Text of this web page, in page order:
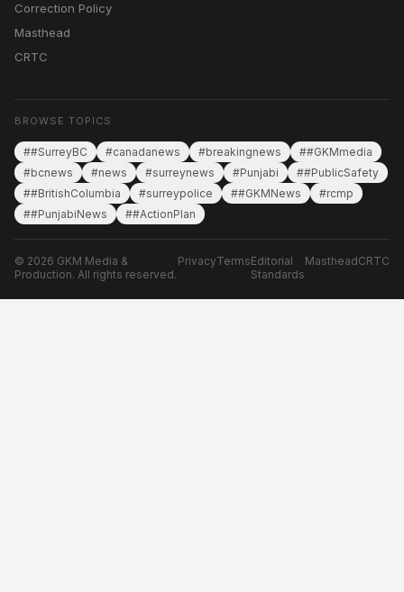
Correction Policy
Masthead
CRTC
BROWSE TOPICS
##SurreyBC #canadanews #breakingnews
##GKMmedia
#bcnews
#news #surreynews #Punjabi
##PublicSafety
##BritishColumbia
#surreypolice ##GKMNews
#rcmp
##PunjabiNews
##ActionPlan
© 2026 GKM Media &
Production. All rights reserved.
PrivacyTermsEditorial
Standards
MastheadCRTC